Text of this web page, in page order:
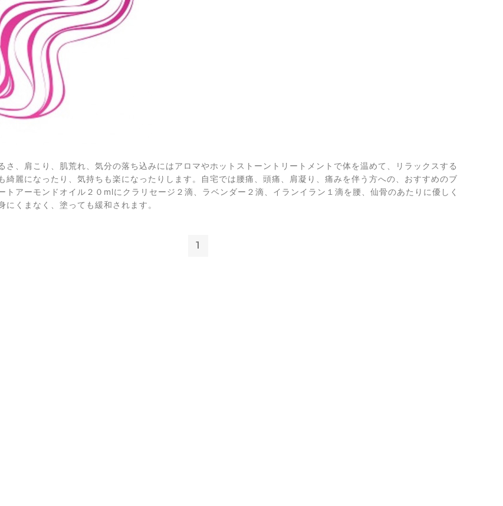
さ、肩こり、肌荒れ、気分の落ち込みにはアロマやホットストーントリートメントで体を温めて、リラックスする
綺麗になったり、気持ちも楽になったりします。自宅では腰痛、頭痛、肩凝り、痛みを伴う方への、おすすめのブ
トアーモンドオイル２０mlにクラリセージ２滴、ラベンダー２滴、イランイラン１滴を腰、仙骨のあたりに優しく
にくまなく、塗っても緩和されます。
1